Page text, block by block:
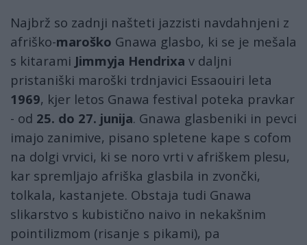
Najbrž so zadnji našteti jazzisti navdahnjeni z
afriško-maroško Gnawa glasbo, ki se je mešala
s kitarami Jimmyja Hendrixa v daljni
pristaniški maroški trdnjavici Essaouiri leta
1969, kjer letos Gnawa festival poteka pravkar
- od 25. do 27. junija. Gnawa glasbeniki in pevci
imajo zanimive, pisano spletene kape s cofom
na dolgi vrvici, ki se noro vrti v afriškem plesu,
kar spremljajo afriška glasbila in zvončki,
tolkala, kastanjete. Obstaja tudi Gnawa
slikarstvo s kubistično naivo in nekakšnim
pointilizmom (risanje s pikami), pa